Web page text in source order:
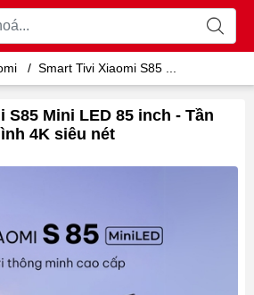
/ Smart Tivi Xiaomi S85 ...
S85 Mini LED 85 inch - Tần
4K siêu nét